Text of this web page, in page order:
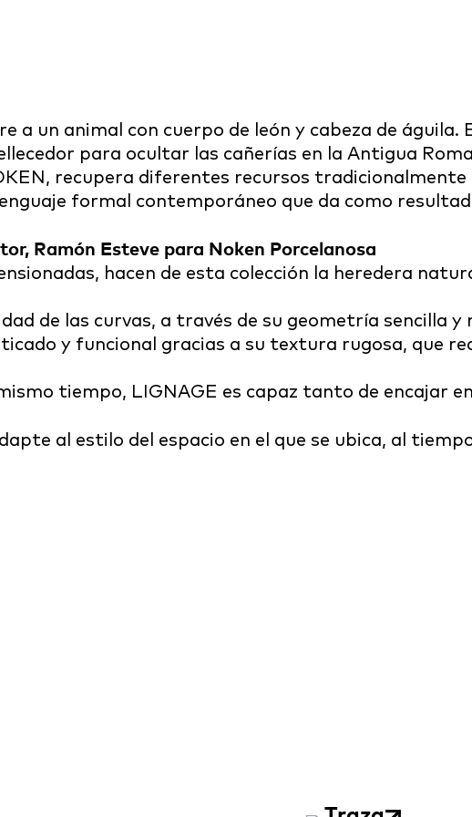
a un animal con cuerpo de león y cabeza de águila.
para ocultar las cañerías en la Antigua
recupera diferentes recursos
formal contemporáneo que da como
hacen de esta colección la heredera
de las curvas, a través de su geometría sencilla y
y funcional gracias a su textura rugosa, que
tiempo, LIGNAGE es capaz tanto de encajar
al estilo del espacio en el que se ubica, al